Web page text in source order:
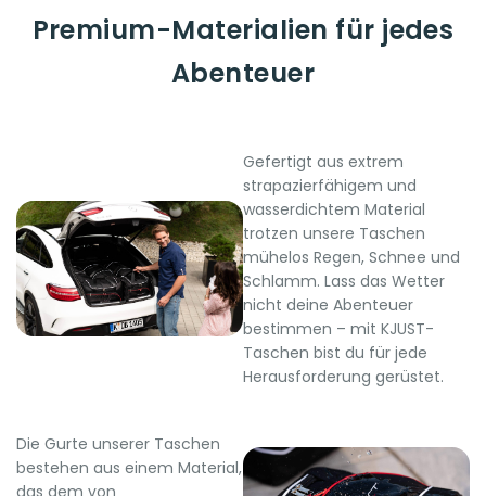
Premium-Materialien für jedes
Abenteuer
Gefertigt aus extrem
strapazierfähigem und
wasserdichtem Material
trotzen unsere Taschen
mühelos Regen, Schnee und
Schlamm. Lass das Wetter
nicht deine Abenteuer
bestimmen – mit KJUST-
Taschen bist du für jede
Herausforderung gerüstet.
Die Gurte unserer Taschen
bestehen aus einem Material,
das dem von